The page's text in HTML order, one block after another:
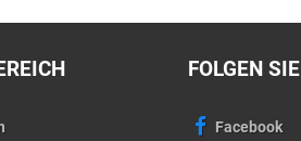
FOLGEN
Facebook